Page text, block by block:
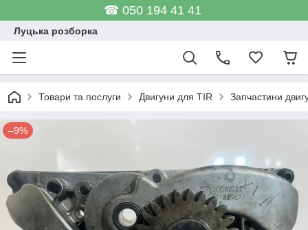
☎ 050 194 41 41
Луцька розборка
Товари та послуги Двигуни для TIR Запчастини
–9%